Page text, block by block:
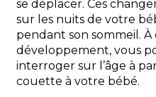
se déplacer. Ces
sur les nuits de votre
pendant son sommeil. À
développement, vous
interroger sur l’âge à
couette à votre bébé.